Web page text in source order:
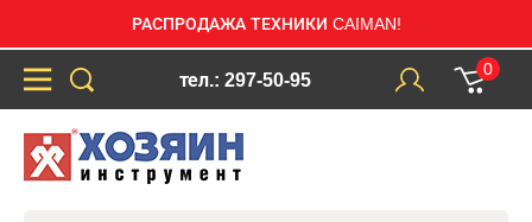
РАСПРОДАЖА ТЕХНИКИ CAIMAN!
тел.: 297-50-95
0